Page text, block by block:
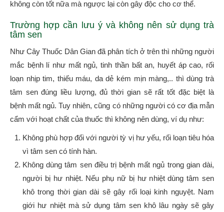
không còn tốt nữa mà ngược lại còn gây độc cho cơ thể.
Trường hợp cần lưu ý và không nên sử dụng trà
tâm sen
Như Cây Thuốc Dân Gian đã phân tích ở trên thì những người
mắc bệnh lí như mất ngủ, tinh thần bất an, huyết áp cao, rối
loạn nhịp tim, thiếu máu, da dẻ kém mịn màng,.. thì dùng trà
tâm sen đúng liều lượng, đủ thời gian sẽ rất tốt đặc biệt là
bệnh mất ngủ. Tuy nhiên, cũng có những người có cơ địa mẫn
cẩm với hoạt chất của thuốc thì không nên dùng, ví dụ như:
Không phù hợp đối với người tỳ vị hư yếu, rối loạn tiêu hóa
vì tâm sen có tính hàn.
Không dùng tâm sen điều trị bệnh mất ngủ trong gian dài,
người bị hư nhiệt. Nếu phụ nữ bị hư nhiệt dùng tâm sen
khô trong thời gian dài sẽ gây rối loại kinh nguyệt. Nam
giới hư nhiệt mà sử dụng tâm sen khô lâu ngày sẽ gây